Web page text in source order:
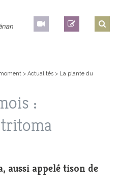
>Actualités > La plante du
:
appelé tison de